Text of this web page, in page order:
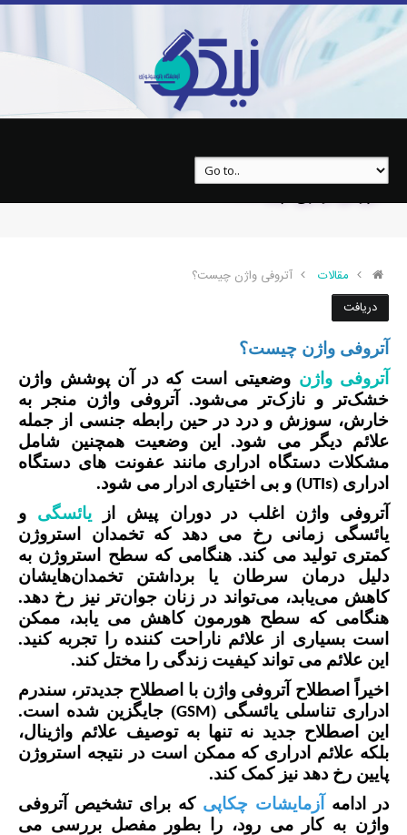
آتروفی واژن چیست؟
مقالات
آتروفی واژن چیست؟
دریافت
آتروفی واژن چیست؟
آتروفی واژن وضعیتی است که در آن پوشش واژن
خشک‌تر و نازک‌تر می‌شود. آتروفی واژن منجر به
خارش، سوزش و درد در حین رابطه جنسی از جمله
علائم دیگر می شود. این وضعیت همچنین شامل
مشکلات دستگاه ادراری مانند عفونت های دستگاه
ادراری (UTIs) و بی اختیاری ادرار می شود.
آتروفی واژن اغلب در دوران پیش از یائسگی و
یائسگی زمانی رخ می دهد که تخمدان استروژن
کمتری تولید می کند. هنگامی که سطح استروژن به
دلیل درمان سرطان یا برداشتن تخمدان‌هایشان
کاهش می‌یابد، می‌تواند در زنان جوان‌تر نیز رخ دهد.
هنگامی که سطح هورمون کاهش می یابد، ممکن
است بسیاری از علائم ناراحت کننده را تجربه کنید.
این علائم می تواند کیفیت زندگی را مختل کند.
اخیراً اصطلاح آتروفی واژن با اصطلاح جدیدتر، سندرم
ادراری تناسلی یائسگی (GSM) جایگزین شده است.
این اصطلاح جدید نه تنها به توصیف علائم واژینال،
بلکه علائم ادراری که ممکن است در نتیجه استروژن
پایین رخ دهد نیز کمک کند.
در ادامه
آزمایشات چکاپیکه برای تشخیص آتروفی
واژن به کار می رود، را بطور مفصل بررسی می